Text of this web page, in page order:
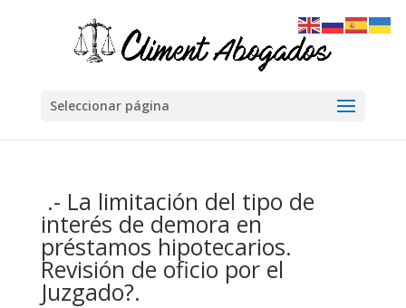
Seleccionar página
.- La limitación del tipo de
interés de demora en
préstamos hipotecarios.
Revisión de oficio por el
Juzgado?.